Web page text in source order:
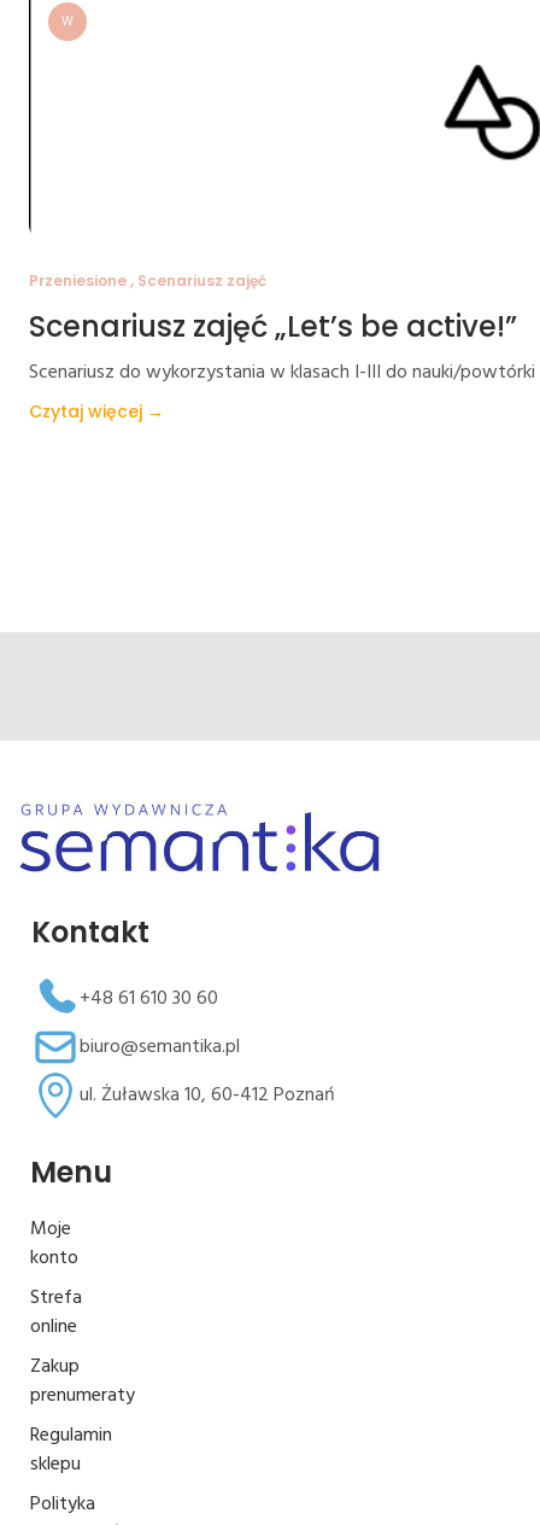
W
Przeniesione , Scenariusz zajęć
Scenariusz zajęć „Let’s be active!”
Scenariusz do wykorzystania w klasach I-III do nauki/
Czytaj więcej →
Kontakt
+48 61 610 30 60
biuro@semantika.pl
ul. Żuławska 10, 60-412 Poznań
Menu
Moje
konto
Strefa
online
Zakup
prenumeraty
Regulamin
sklepu
Polityka